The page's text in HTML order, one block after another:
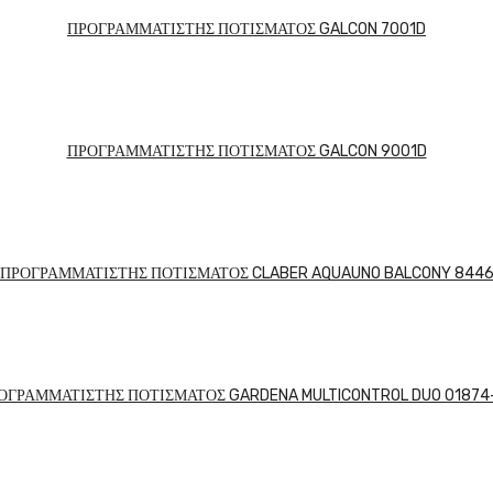
ΠΡΟΓΡΑΜΜΑΤΙΣΤΗΣ ΠΟΤΙΣΜΑΤΟΣ GALCON 7001D
ΠΡΟΓΡΑΜΜΑΤΙΣΤΗΣ ΠΟΤΙΣΜΑΤΟΣ GALCON 9001D
ΠΡΟΓΡΑΜΜΑΤΙΣΤΗΣ ΠΟΤΙΣΜΑΤΟΣ CLABER AQUAUNO BALCONY 8446
ΠΟΤΙΣΜΑΤΟΣ GARDENA MULTICONTROL DUO